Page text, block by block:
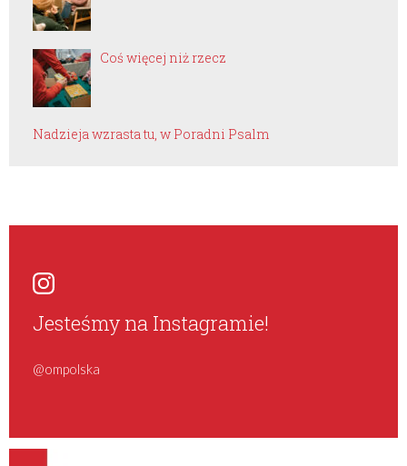
Coś więcej niż rzecz
Nadzieja wzrasta tu, w Poradni Psalm
Jesteśmy na Instagramie!
@ompolska